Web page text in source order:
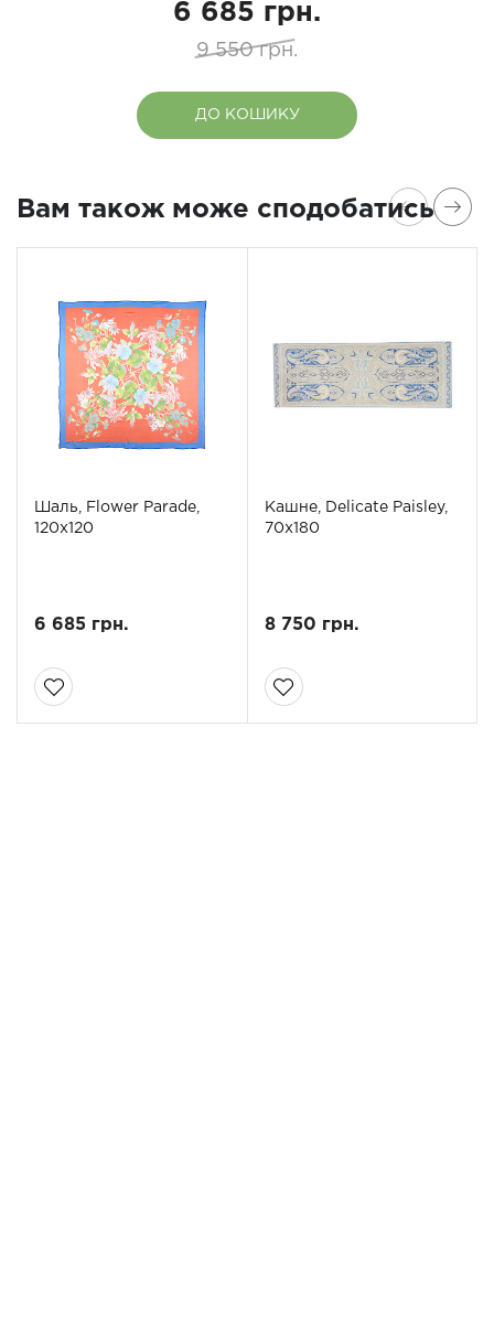
6 685 грн.
9 550 грн.
ДО КОШИКУ
Вам також може сподобатись
Шаль, Flower Parade,
120x120
6 685 грн.
Кашне, Delicate Paisley,
70x180
8 750 грн.